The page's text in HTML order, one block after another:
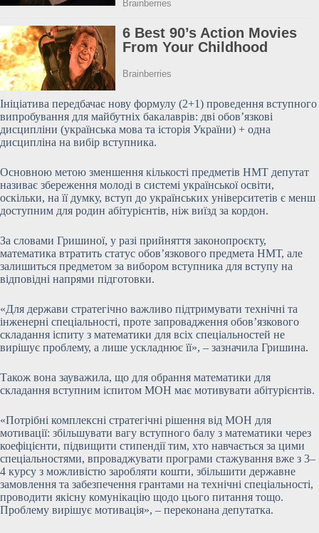
Ініціатива передбачає нову формулу (2+1) проведення вступного
випробування для майбутніх бакалаврів: дві обов’язкові
дисципліни (українська мова та історія України) + одна
дисципліна на вибір вступника.
Основною метою зменшення кількості предметів НМТ депутат
називає збереження молоді в системі української освіти,
оскільки, на її думку, вступ до українських університетів є менш
доступним для родин абітурієнтів, ніж виїзд за кордон.
За словами Гришиної, у разі прийняття законопроєкту,
математика втратить статус обов’язкового предмета НМТ, але
залишиться предметом за вибором вступника для вступу на
відповідні напрями підготовки.
«Для держави стратегічно важливо підтримувати технічні та
інженерні спеціальності, проте запровадження обов’язкового
складання іспиту з математики для всіх спеціальностей не
вирішує проблему, а лише ускладнює її», – зазначила Гришина.
Також вона зауважила, що для обрання математики для
складання вступним іспитом МОН має мотивувати абітурієнтів.
«Потрібні комплексні стратегічні рішення від МОН для
мотивації: збільшувати вагу вступного балу з математики через
коефіцієнти, підвищити стипендії тим, хто навчається за цими
спеціальностями, впроваджувати програми стажування вже з 3–
4 курсу з можливістю заробляти кошти, збільшити державне
замовлення та забезпечення грантами на технічні спеціальності,
проводити якісну комунікацію щодо цього питання тощо.
Проблему вирішує мотивація», – переконана депутатка.